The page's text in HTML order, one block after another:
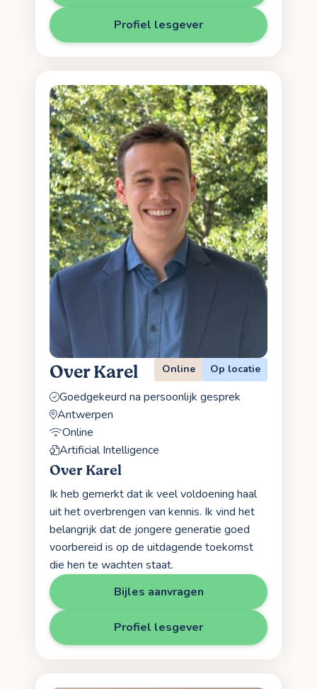
Profiel lesgever
Over Karel Online Op locatie
Goedgekeurd na persoonlijk gesprek
Antwerpen
Online
Artificial Intelligence
Over Karel
Ik heb gemerkt dat ik veel voldoening haal
uit het overbrengen van kennis. Ik vind het
belangrijk dat de jongere generatie goed
voorbereid is op de uitdagende toekomst
die hen te wachten staat.
Bijles aanvragen
Profiel lesgever